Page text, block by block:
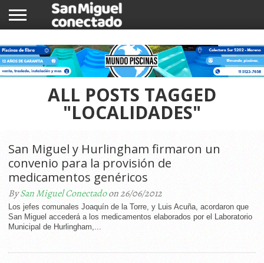
NOTICIAS
COMUNIDAD
COMERCIOS
ALL POSTS TAGGED
"LOCALIDADES"
San Miguel y Hurlingham firmaron un
convenio para la provisión de
medicamentos genéricos
BySan Miguel Conectadoon 26/06/2012
Los jefes comunales Joaquín de la Torre, y Luis Acuña, acordaron que
San Miguel accederá a los medicamentos elaborados por el Laboratorio
Municipal de Hurlingham,...